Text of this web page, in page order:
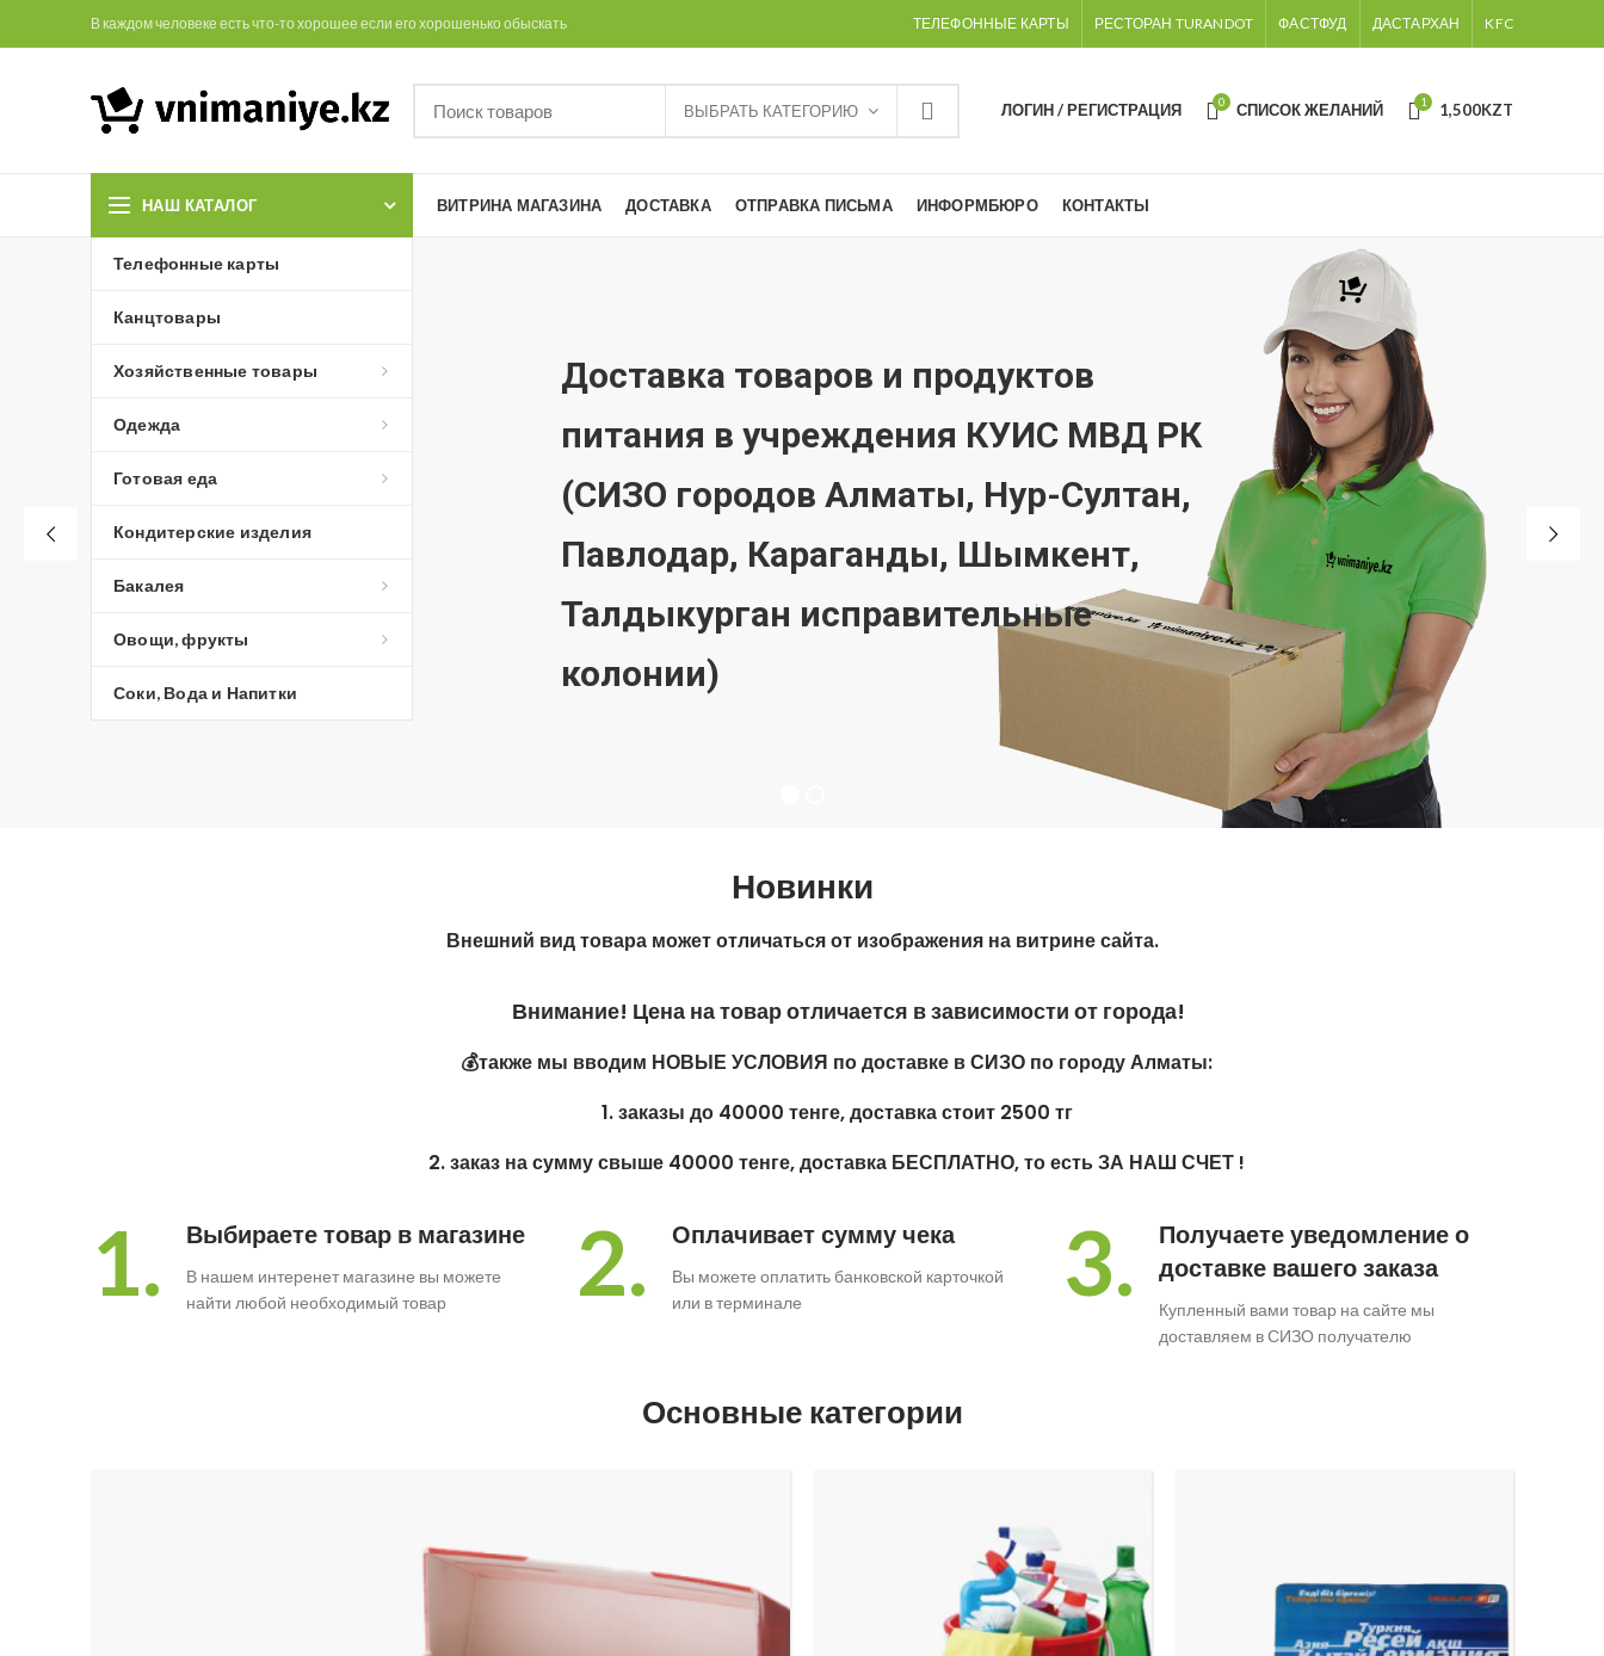
В каждом человеке есть что-то хорошее если его хорошенько обыскать ТЕЛЕФОННЫЕ КАРТЫ РЕСТОРАН TURANDOT ФАСТФУД ДАСТАРХАН KFC
ВЫБРАТЬ КАТЕГОРИЮ ЛОГИН / РЕГИСТРАЦИЯ 0 СПИСОК ЖЕЛАНИЙ 1 1,500KZT
НАШ КАТАЛОГ
Телефонные карты
Канцтовары
Хозяйственные товары
Одежда
Готовая еда
Кондитерские изделия
Бакалея
Овощи, фрукты
Соки, Вода и Напитки
ВИТРИНА МАГАЗИНА ДОСТАВКА ОТПРАВКА ПИСЬМА ИНФОРМБЮРО КОНТАКТЫ
Новинки
Внешний вид товара может отличаться от изображения на витрине сайта.
Внимание! Цена на товар отличается в зависимости от города!
💰также мы вводим НОВЫЕ УСЛОВИЯ по доставке в СИЗО по городу Алматы:
1. заказы до 40000 тенге, доставка стоит 2500 тг
2. заказ на сумму свыше 40000 тенге, доставка БЕСПЛАТНО, то есть ЗА НАШ СЧЕТ !
1. Выбираете товар в магазине
В нашем интеренет магазине вы можете
найти любой необходимый товар
2. Оплачивает сумму чека
Вы можете оплатить банковской карточкой
или в терминале
3.
Получаете уведомление о
доставке вашего заказа
Купленный вами товар на сайте мы
доставляем в СИЗО получателю
Основные категории